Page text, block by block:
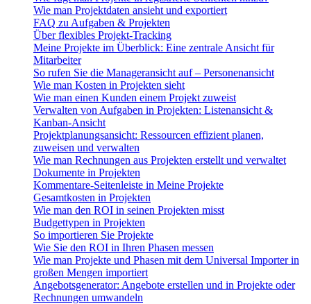
Wie man Projektdaten ansieht und exportiert
FAQ zu Aufgaben & Projekten
Über flexibles Projekt-Tracking
Meine Projekte im Überblick: Eine zentrale Ansicht für
Mitarbeiter
So rufen Sie die Manageransicht auf – Personenansicht
Wie man Kosten in Projekten sieht
Wie man einen Kunden einem Projekt zuweist
Verwalten von Aufgaben in Projekten: Listenansicht &
Kanban-Ansicht
Projektplanungsansicht: Ressourcen effizient planen,
zuweisen und verwalten
Wie man Rechnungen aus Projekten erstellt und verwaltet
Dokumente in Projekten
Kommentare-Seitenleiste in Meine Projekte
Gesamtkosten in Projekten
Wie man den ROI in seinen Projekten misst
Budgettypen in Projekten
So importieren Sie Projekte
Wie Sie den ROI in Ihren Phasen messen
Wie man Projekte und Phasen mit dem Universal Importer in
großen Mengen importiert
Angebotsgenerator: Angebote erstellen und in Projekte oder
Rechnungen umwandeln